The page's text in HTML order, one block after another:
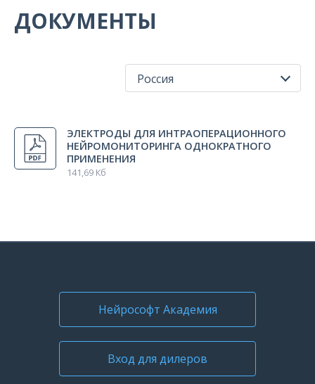
ДОКУМЕНТЫ
Россия
Россия
ЭЛЕКТРОДЫ ДЛЯ ИНТРАОПЕРАЦИОННОГО
НЕЙРОМОНИТОРИНГА ОДНОКРАТНОГО
ПРИМЕНЕНИЯ
141,69 Кб
Нейрософт Академия
Вход для дилеров